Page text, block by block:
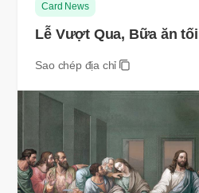
Card News
Lễ Vượt Qua, Bữa ăn
Sao chép địa chỉ